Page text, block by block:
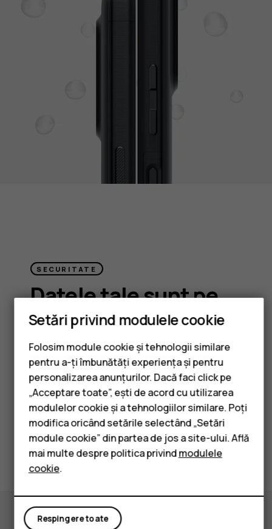
Smartphone-uri
Telefoane clasice
Accesorii
Tablete
SECURITATE
Datele tale sunt pe
mâini bune
Indiferent dacă navighezi pe internet,
folosești servicii bancare sau faci
cumpărături, HMD XR21 îți protejează datele.
Cu actualizări de securitate până în august
2027, dispozitivul rămâne protejat împotriva
celor mai recente amenințări de securitate.
Setări privind modulele cookie
Folosim module cookie și tehnologii similare
pentru a-ți îmbunătăți experiența și pentru
personalizarea anunțurilor. Dacă faci click pe
„Acceptare toate”, ești de acord cu utilizarea
modulelor cookie și a tehnologiilor similare. Poți
modifica oricând setările selectând „Setări
module cookie” din partea de jos a site-ului. Află
mai multe despre politica privindmodulele
cookie.
Respingere toate